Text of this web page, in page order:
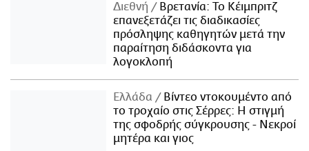
Διεθνή
Βρετανία: Το Κέιμπριτζ
επανεξετάζει τις διαδικασίες
πρόσληψης καθηγητών μετά την
παραίτηση διδάσκοντα για
λογοκλοπή
Ελλάδα
Βίντεο ντοκουμέντο από
το τροχαίο στις Σέρρες: Η στιγμή
της σφοδρής σύγκρουσης - Νεκροί
μητέρα και γιος